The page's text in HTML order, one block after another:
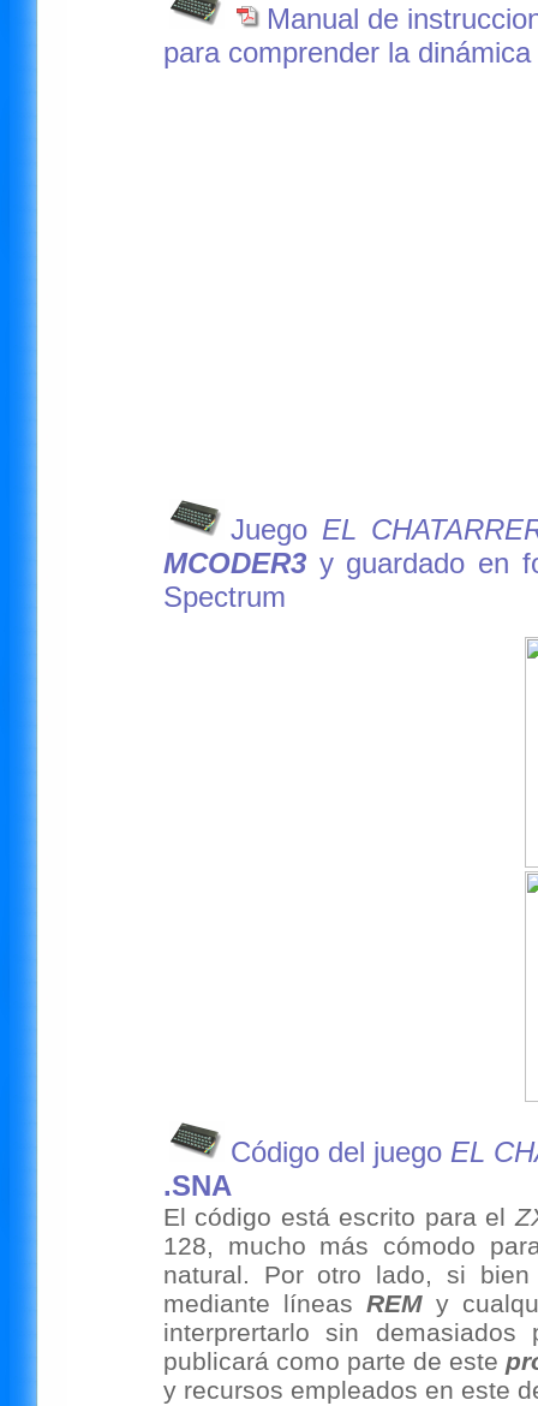
Manual de
para comprender la
Juego EL
MCODER3 y guardado en
Spectrum
Código del juego EL
.SNA
El código está escrito para el
128, mucho más cómodo
natural. Por otro lado, si bien
mediante líneas REMy
interprertarlo sin
publicará como parte de este
y recursos empleados en este